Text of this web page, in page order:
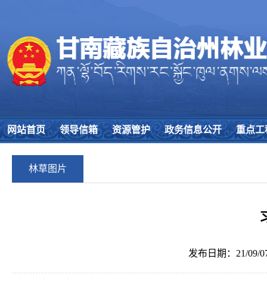
网站首页 领导信箱 资源管护 政务信息公开 重点工
林草图片
发布日期：21/09/